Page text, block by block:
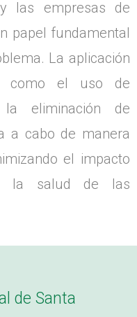
las empresas de
papel fundamental
La aplicación
como el uso de
la eliminación de
a cabo de manera
el impacto
la salud de las
de Santa